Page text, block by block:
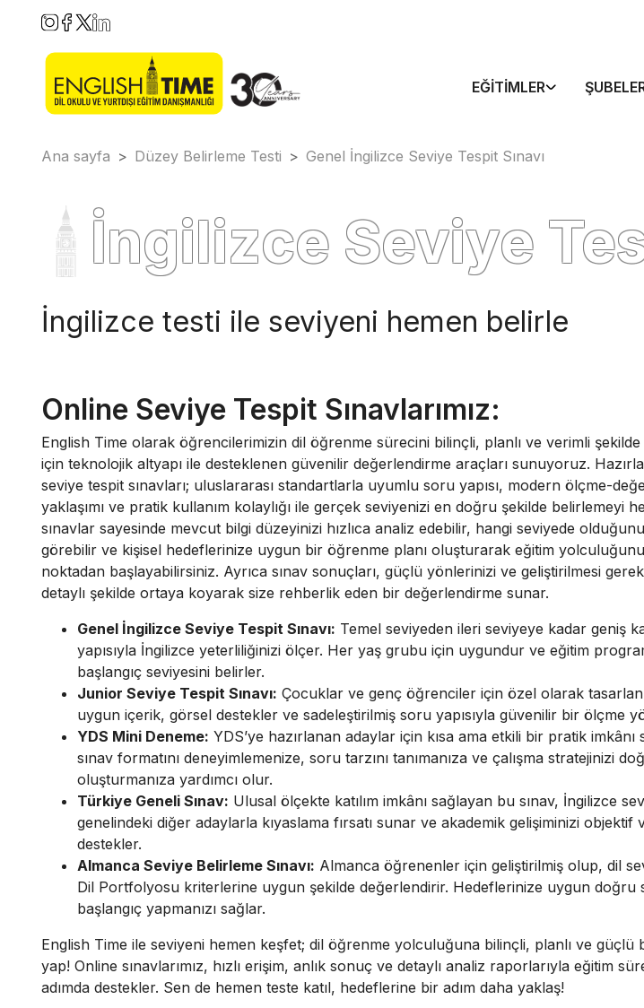
EĞITIMLER
Ana sayfa > Düzey Belirleme Testi > Genel İngilizce Seviye Tespit Sınavı
İngilizce Seviye
İngilizce testi ile seviyeni hemen belirle
Online Seviye Tespit Sınavlarımız:
English Time olarak öğrencilerimizin dil öğrenme sürecini bilinçli, planlı ve verimli
için teknolojik altyapı ile desteklenen güvenilir değerlendirme araçları sunuyoruz.
seviye tespit sınavları; uluslararası standartlarla uyumlu soru yapısı, modern ölçme-
yaklaşımı ve pratik kullanım kolaylığı ile gerçek seviyenizi en doğru şekilde belirlemeyi
sınavlar sayesinde mevcut bilgi düzeyinizi hızlıca analiz edebilir, hangi seviyede
görebilir ve kişisel hedeflerinize uygun bir öğrenme planı oluşturarak eğitim
noktadan başlayabilirsiniz. Ayrıca sınav sonuçları, güçlü yönlerinizi ve geliştirilmesi
detaylı şekilde ortaya koyarak size rehberlik eden bir değerlendirme sunar.
Genel İngilizce Seviye Tespit Sınavı: Temel seviyeden ileri seviyeye kadar geniş
yapısıyla İngilizce yeterliliğinizi ölçer. Her yaş grubu için uygundur ve eğitim
başlangıç seviyesini belirler.
Junior Seviye Tespit Sınavı: Çocuklar ve genç öğrenciler için özel olarak
uygun içerik, görsel destekler ve sadeleştirilmiş soru yapısıyla güvenilir bir ölçme
YDS Mini Deneme: YDS’ye hazırlanan adaylar için kısa ama etkili bir pratik imkânı
sınav formatını deneyimlemenize, soru tarzını tanımanıza ve çalışma stratejinizi
oluşturmanıza yardımcı olur.
Türkiye Geneli Sınav: Ulusal ölçekte katılım imkânı sağlayan bu sınav, İngilizce
genelindeki diğer adaylarla kıyaslama fırsatı sunar ve akademik gelişiminizi objektif
destekler.
Almanca Seviye Belirleme Sınavı: Almanca öğrenenler için geliştirilmiş olup, dil
Dil Portfolyosu kriterlerine uygun şekilde değerlendirir. Hedeflerinize uygun doğru
başlangıç yapmanızı sağlar.
English Time ile seviyeni hemen keşfet; dil öğrenme yolculuğuna bilinçli, planlı ve güçlü
yap! Online sınavlarımız, hızlı erişim, anlık sonuç ve detaylı analiz raporlarıyla eğitim
adımda destekler. Sen de hemen teste katıl, hedeflerine bir adım daha yaklaş!